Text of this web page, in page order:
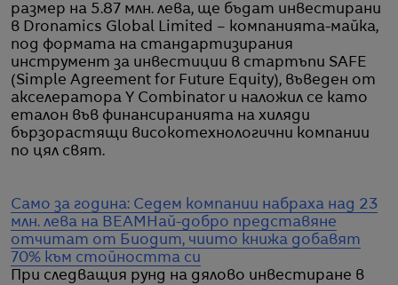
размер на 5.87 млн. лева, ще бъдат инвестирани
в Dronamics Global Limited – компанията-майка,
под формата на стандартизирания
инструмент за инвестиции в стартъпи SAFE
(Simple Agreement for Future Equity), въведен от
акселератора Y Combinator и наложил се като
еталон във финансиранията на хиляди
бързорастящи високотехнологични компании
по цял свят.
Само за година: Седем компании набраха над 23
млн. лева на BEAM Най-добро представяне
отчитат от Биодит, чиито книжа добавят
70% към стойността си
При следващия рунд на дялово инвестиране в